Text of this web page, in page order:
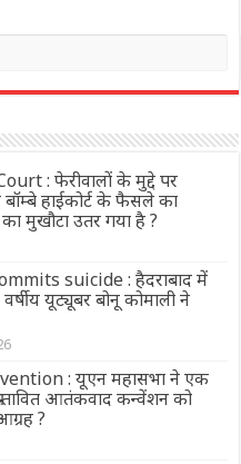
: फेरीवालों के मुद्दे पर
बॉम्बे हाईकोर्ट के फैसले का
मुखौटा उतर गया है ?
suicide : हैदराबाद में
यूट्यूबर बोनू कोमाली ने
: यूएन महासभा ने एक
आतंकवाद कन्वेंशन को
?